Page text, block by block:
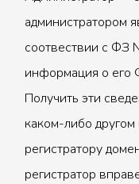
администратором
соотвествии с ФЗ
информация о его
Получить эти
каком-либо
регистратору
регистратор